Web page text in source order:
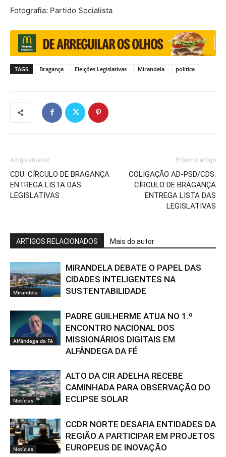
Fotografia: Partido Socialista
TAGS Bragança Eleições Legislativas Mirandela politica
Artigo anterior
CDU: CÍRCULO DE BRAGANÇA
ENTREGA LISTA DAS
LEGISLATIVAS
Próximo artigo
COLIGAÇÃO AD-PSD/CDS:
CÍRCULO DE BRAGANÇA
ENTREGA LISTA DAS
LEGISLATIVAS
ARTIGOS RELACIONADOS Mais do autor
Mirandela
MIRANDELA DEBATE O PAPEL DAS
CIDADES INTELIGENTES NA
SUSTENTABILIDADE
Alfândega da Fé
PADRE GUILHERME ATUA NO 1.º
ENCONTRO NACIONAL DOS
MISSIONÁRIOS DIGITAIS EM
ALFÂNDEGA DA FÉ
Notícias
ALTO DA CIR ADELHA RECEBE
CAMINHADA PARA OBSERVAÇÃO DO
ECLIPSE SOLAR
Notícias
CCDR NORTE DESAFIA ENTIDADES DA
REGIÃO A PARTICIPAR EM PROJETOS
EUROPEUS DE INOVAÇÃO